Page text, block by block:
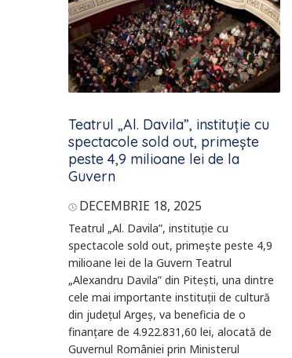
Teatrul „Al. Davila”, instituție cu
spectacole sold out, primește
peste 4,9 milioane lei de la
Guvern
DECEMBRIE 18, 2025
Teatrul „Al. Davila”, instituție cu
spectacole sold out, primește peste 4,9
milioane lei de la Guvern Teatrul
„Alexandru Davila” din Pitești, una dintre
cele mai importante instituții de cultură
din județul Argeș, va beneficia de o
finanțare de 4.922.831,60 lei, alocată de
Guvernul României prin Ministerul